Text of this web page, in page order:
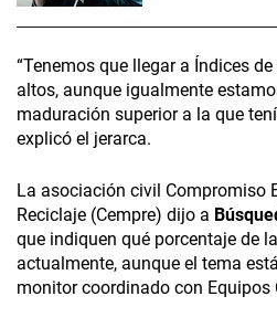
“Tenemos que llegar a Índices
altos, aunque igualmente
maduración superior a la que
explicó el jerarca.
La asociación civil Compromiso
Reciclaje (Cempre) dijo a
que indiquen qué porcentaje de
actualmente, aunque el tema
monitor coordinado con Equipos